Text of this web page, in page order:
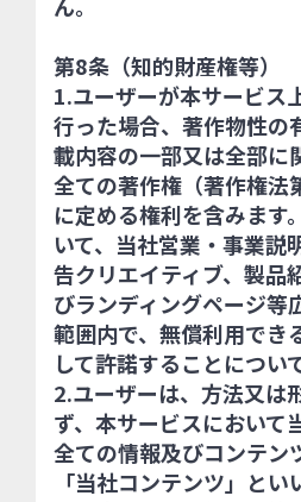
第8条（知的財産権等）
1.ユーザーが本サービス
行った場合、著作物性の
載内容の一部又は全部に
全ての著作権（著作権
に定める権利を含みます
いて、当社営業・事業説
告クリエイティブ、製品
びランディングページ等
範囲内で、無償利用でき
して許諾することについ
2.ユーザーは、方法又は
ず、本サービスにおいて
全ての情報及びコンテン
「当社コンテンツ」と